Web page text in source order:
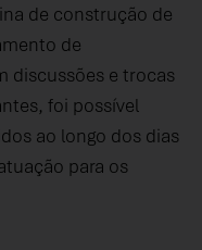
de construção de
de
discussões e trocas
foi possível
ao longo dos dias
para os